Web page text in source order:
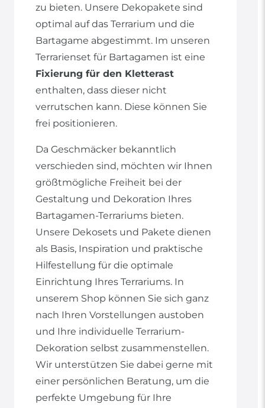
zu bieten. Unsere Dekopakete sind
optimal auf das Terrarium und die
Bartagame abgestimmt. Im unseren
Terrarienset für Bartagamen ist eine
Fixierung für den Kletterast
enthalten, dass dieser nicht
verrutschen kann. Diese können Sie
frei positionieren.
Da Geschmäcker bekanntlich
verschieden sind, möchten wir Ihnen
größtmögliche Freiheit bei der
Gestaltung und Dekoration Ihres
Bartagamen-Terrariums bieten.
Unsere Dekosets und Pakete dienen
als Basis, Inspiration und praktische
Hilfestellung für die optimale
Einrichtung Ihres Terrariums. In
unserem Shop können Sie sich ganz
nach Ihren Vorstellungen austoben
und Ihre individuelle Terrarium-
Dekoration selbst zusammenstellen.
Wir unterstützen Sie dabei gerne mit
einer persönlichen Beratung, um die
perfekte Umgebung für Ihre